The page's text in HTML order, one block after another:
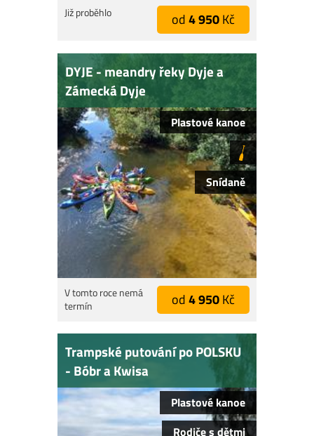
Již proběhlo od4 950Kč
DYJE - meandry řeky Dyje a
Zámecká Dyje
Plastové kanoe
Snídaně
V tomto roce nemá
termín
od4 950Kč
Trampské putování po POLSKU
- Bóbr a Kwisa
Plastové kanoe
Rodiče s dětmi